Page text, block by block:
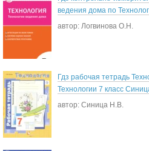
ведения дома по
автор: Логвинова О.Н.
Гдз рабочая тетрадь
Технологии 7 класс
автор: Синица Н.В.